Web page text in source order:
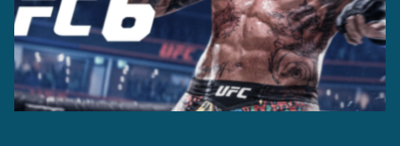
Casting +
Producción
Grabación +
Captura